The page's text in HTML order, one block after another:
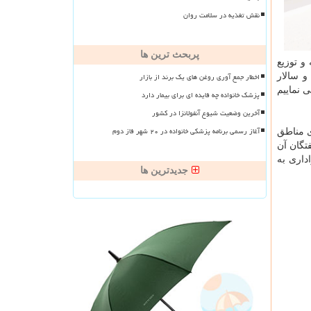
توزیع
سالار
نماییم
مناطق
آن
به
نقش تغذیه در سلامت روان
پربحث ترین ها
اخطار جمع آوری روغن های یک برند از بازار
پزشک خانواده چه فایده ای برای بیمار دارد
آخرین وضعیت شیوع آنفولانزا در کشور
آغاز رسمی برنامه پزشکی خانواده در ۲۰ شهر فاز دوم
جدیدترین ها